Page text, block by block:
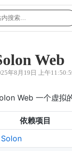
Web
年8月19日 上午
Web 一个虚拟
依赖项目
Solon